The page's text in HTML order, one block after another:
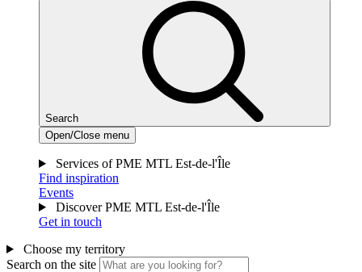
Search
Open/Close menu
Services of PME MTL Est-de-l'Île
Find inspiration
Events
Discover PME MTL Est-de-l'Île
Get in touch
Choose my territory
Search on the site